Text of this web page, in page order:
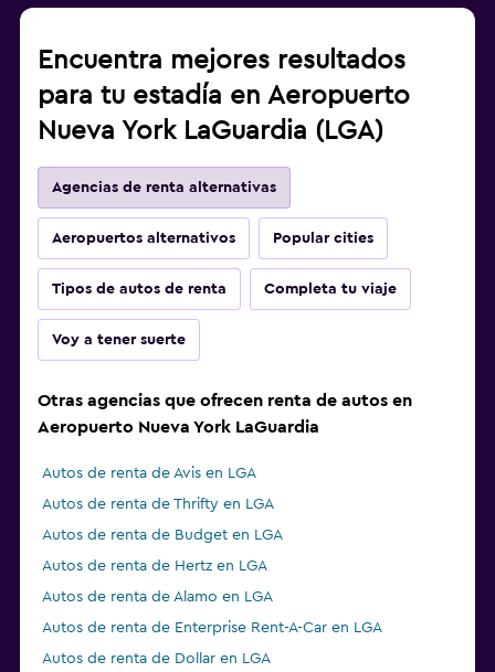
Encuentra mejores resultados
para tu estadía en Aeropuerto
Nueva York LaGuardia (LGA)
Agencias de renta alternativas
Aeropuertos alternativos Popular cities
Tipos de autos de renta Completa tu viaje
Voy a tener suerte
Otras agencias que ofrecen renta de autos en
Aeropuerto Nueva York LaGuardia
Autos de renta de Avis en LGA
Autos de renta de Thrifty en LGA
Autos de renta de Budget en LGA
Autos de renta de Hertz en LGA
Autos de renta de Alamo en LGA
Autos de renta de Enterprise Rent-A-Car en LGA
Autos de renta de Dollar en LGA